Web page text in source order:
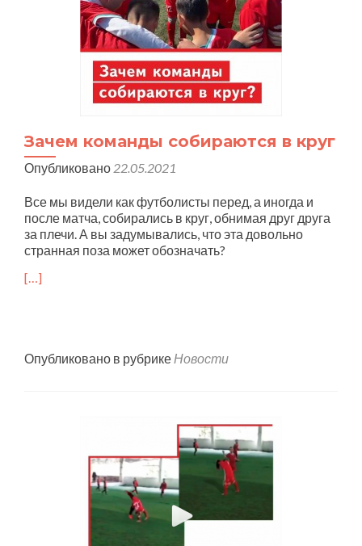
Зачем команды собираются в круг
Опубликовано 22.05.2021
Все мы видели как футболисты перед, а иногда и
после матча, собирались в круг, обнимая друг друга
за плечи. А вы задумывались, что эта довольно
странная поза может обозначать?
[…]
Опубликовано в рубрикеНовости